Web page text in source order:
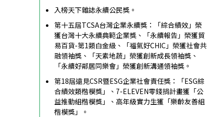
入榜天下雜誌永續公民獎。
第十五屆TCSA台灣企業永續獎：「綜合績效」榮
獲台灣十大永續典範企業獎、「永續報告」榮獲貿
易百貨-第1類白金級、「福氣好CHIC」榮獲社會共
融領袖獎、「天素地蔬」榮獲創新成長領袖獎、
「永續好鄰居同樂會」榮獲創新溝通領袖獎。
第18屆遠見CSR暨ESG企業社會責任獎：「ESG綜
合績效類楷模獎」、7-ELEVEN零錢捐計畫獲「公
益推動組楷模獎」、高年級實力生獲「樂齡友善組
楷模獎」。